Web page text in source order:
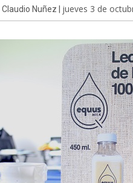
Nuñez | jueves 3 de